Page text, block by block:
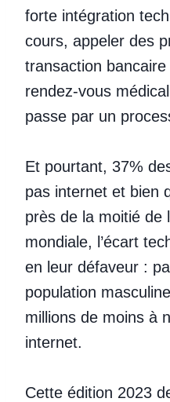
forte intégration
cours, appeler des
transaction
rendez-vous
passe par un
Et pourtant, 37%
pas internet et bien
près de la moitié de
mondiale, l’écart
en leur défaveur :
population
millions de moins à
internet.
Cette édition 2023